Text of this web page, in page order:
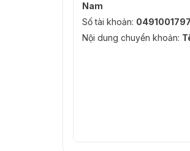
Nam
Số tài khoản:
Nội dung chuyển khoản: